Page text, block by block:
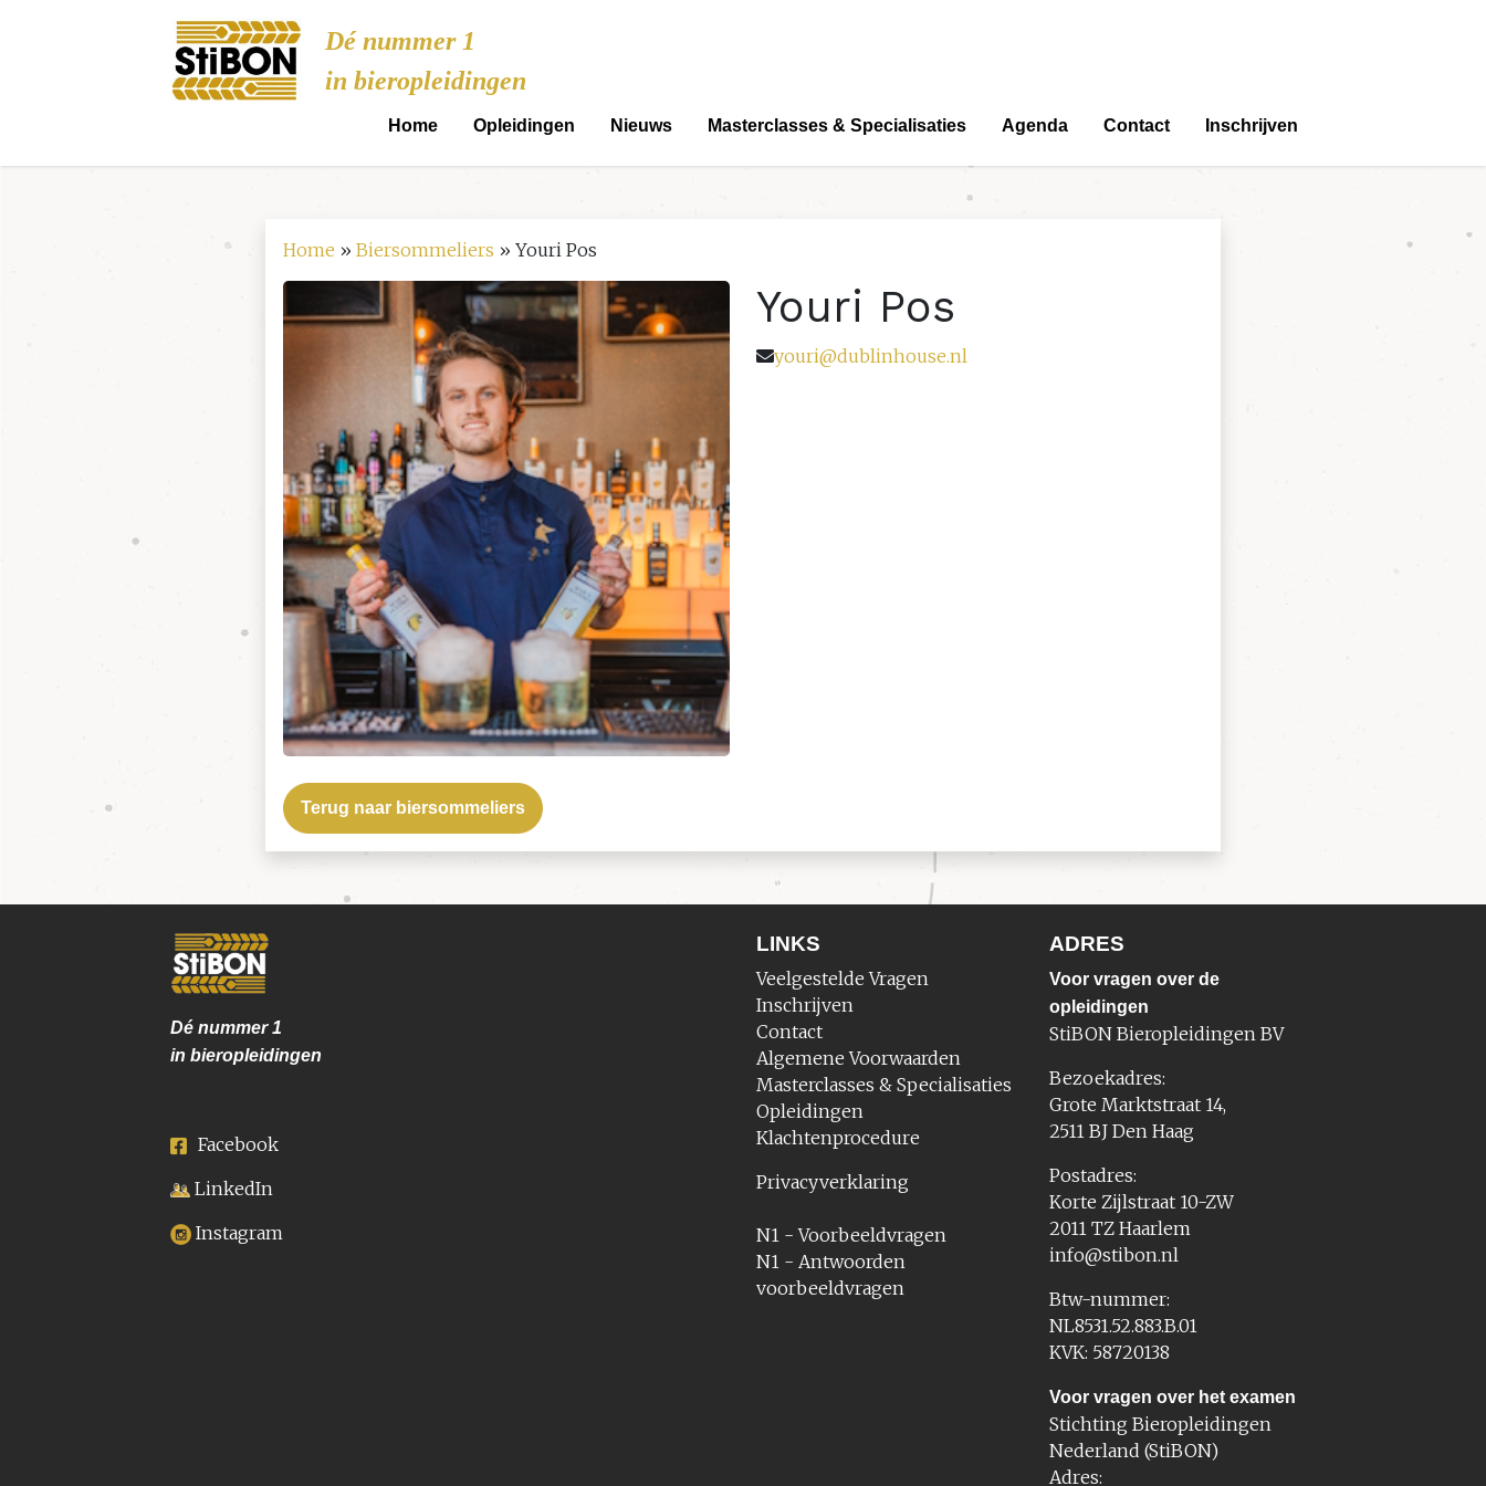
Stibon
Dé nummer 1
in bieropleidingen
Home Opleidingen Nieuws Masterclasses & Specialisaties Agenda Contact Inschrijven
Home »Biersommeliers »Youri Pos
Youri Pos
youri@dublinhouse.nl
Terug naar biersommeliers
Dé nummer1
in bieropleidingen
Facebook
LinkedIn
Instagram
LINKS
Veelgestelde Vragen
Inschrijven
Contact
Algemene Voorwaarden
Masterclasses & Specialisaties
Opleidingen
Klachtenprocedure
Privacyverklaring
N1 - Voorbeeldvragen
N1 - Antwoorden
voorbeeldvragen
ADRES
Voor vragen over de
opleidingen
StiBON Bieropleidingen BV
Bezoekadres:
Grote Marktstraat 14,
2511 BJ Den Haag
Postadres:
Korte Zijlstraat 10-ZW
2011 TZ Haarlem
info@stibon.nl
Btw-nummer:
NL8531.52.883.B.01
KVK: 58720138
Voor vragen over het examen
Stichting Bieropleidingen
Nederland (StiBON)
Adres: